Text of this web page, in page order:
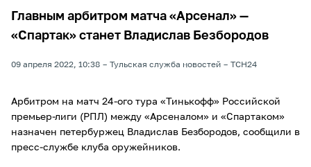
Главным арбитром матча «Арсенал» —
«Спартак» станет Владислав Безбородов
09 апреля 2022, 10:38 Тульская служба новостей ТСН24
Арбитром на матч 24-ого тура «Тинькофф» Российской
премьер-лиги (РПЛ) между «Арсеналом» и «Спартаком»
назначен петербуржец Владислав Безбородов, сообщили в
пресс-службе клуба оружейников.